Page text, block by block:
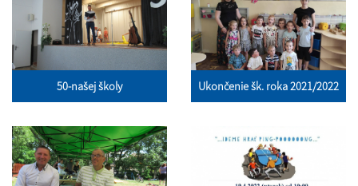
50-našej školy Ukončenie šk. roka 2021/2022